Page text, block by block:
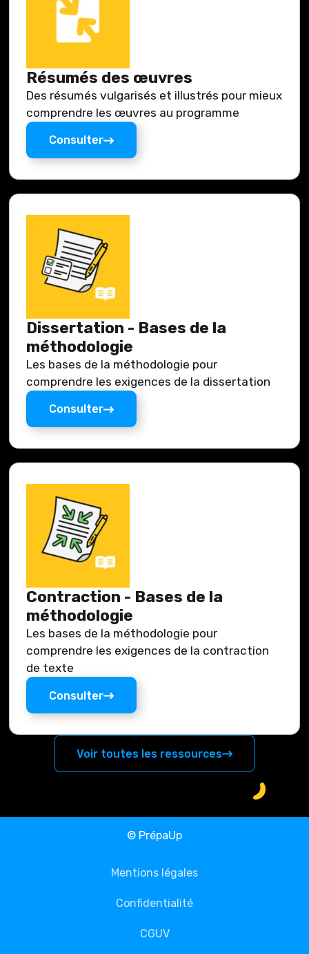
Résumés des œuvres
Des résumés vulgarisés et illustrés pour mieux
comprendre les œuvres au programme
Consulter
Dissertation - Bases de la
méthodologie
Les bases de la méthodologie pour
comprendre les exigences de la dissertation
Consulter
Contraction - Bases de la
méthodologie
Les bases de la méthodologie pour
comprendre les exigences de la contraction
de texte
Consulter
Voir toutes les ressources
© PrépaUp
Mentions légales
Confidentialité
CGUV